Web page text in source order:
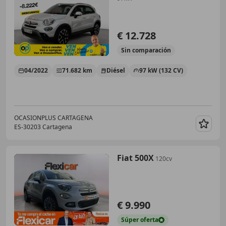
€ 12.728
Sin comparación
04/2022 71.682 km Diésel 97 kW (132 CV)
OCASIONPLUS CARTAGENA
ES-30203 Cartagena
Fiat 500X 120cv
€ 9.990
Súperoferta